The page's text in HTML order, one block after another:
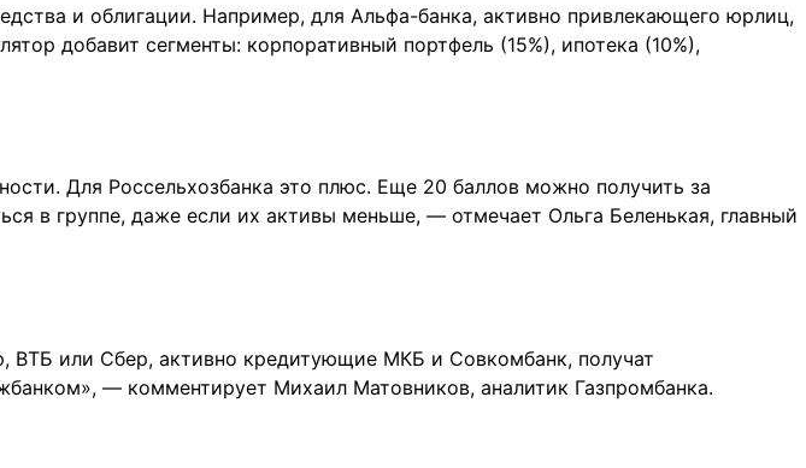
и облигации. Например, для Альфа-банка, активно привлекающего юрлиц,
добавит сегменты: корпоративный портфель (15%), ипотека (10%),
Для Россельхозбанка это плюс. Еще 20 баллов можно получить за
в группе, даже если их активы меньше, — отмечает Ольга Беленькая, главный
ВТБ или Сбер, активно кредитующие МКБ и Совкомбанк, получат
— комментирует Михаил Матовников, аналитик Газпромбанка.